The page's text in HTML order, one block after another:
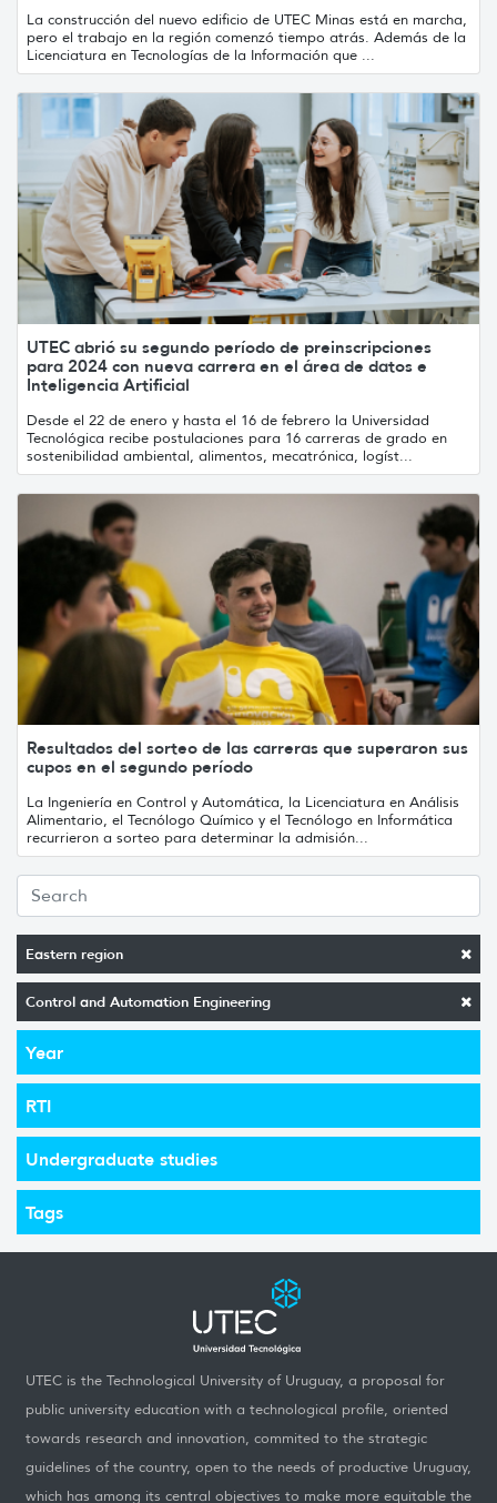
Eastern region
Control and Automation Engineering
Year
RTI
Undergraduate studies
Tags
La construcción del nuevo edificio de UTEC Minas está en marcha,
pero el trabajo en la región comenzó tiempo atrás. Además de la
Licenciatura en Tecnologías de la Información que ...
UTEC abrió su segundo período de preinscripciones
para 2024 con nueva carrera en el área de datos e
Inteligencia Artificial
Desde el 22 de enero y hasta el 16 de febrero la Universidad
Tecnológica recibe postulaciones para 16 carreras de grado en
sostenibilidad ambiental, alimentos, mecatrónica, logíst...
Resultados del sorteo de las carreras que superaron sus
cupos en el segundo período
La Ingeniería en Control y Automática, la Licenciatura en Análisis
Alimentario, el Tecnólogo Químico y el Tecnólogo en Informática
recurrieron a sorteo para determinar la admisión...
UTEC is the Technological University of Uruguay, a proposal for
public university education with a technological profile, oriented
towards research and innovation, commited to the strategic
guidelines of the country, open to the needs of productive Uruguay,
which has among its central objectives to make more equitable the